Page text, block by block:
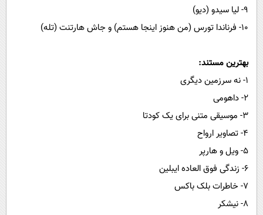
۹- لیا سیدو (دیو)
۱۰- فرناندا تورس (من هنوز اینجا هستم) و جاش هارتنت (تله)
بهترین مستند:
۱- نه سرزمین دیگری
۲- داهومی
۳- موسیقی متنی برای یک‌ کودتا
۴- تصاویر ارواح
۵- ویل و هارپر
۶- زندگی فوق العاده ایبلین
۷- خاطرات بلک باکس
۸- نیشکر